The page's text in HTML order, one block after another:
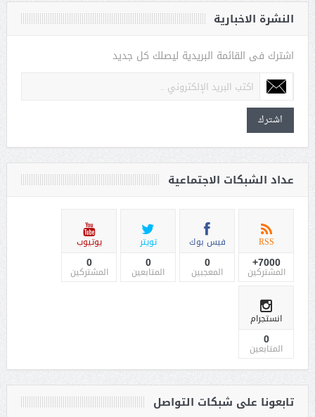
النشرة الاخبارية
اشترك فى القائمة البريدية ليصلك كل جديد
اشترك
عداد الشبكات الاجتماعية
RSS
7000+
المشتركين
فيس بوك
0
المعجبين
تويتر
0
المتابعين
يوتيوب
0
المشتركين
انستجرام
0
المتابعين
تابعونا على شبكات التواصل